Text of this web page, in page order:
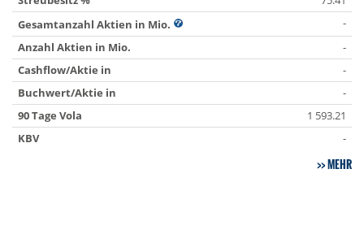
Gesamtanzahl Aktien in Mio.
-
Anzahl Aktien in Mio.
-
Cashflow/Aktie in
-
Buchwert/Aktie in
-
90 Tage Vola
1 593.21
KBV
-
MEHR